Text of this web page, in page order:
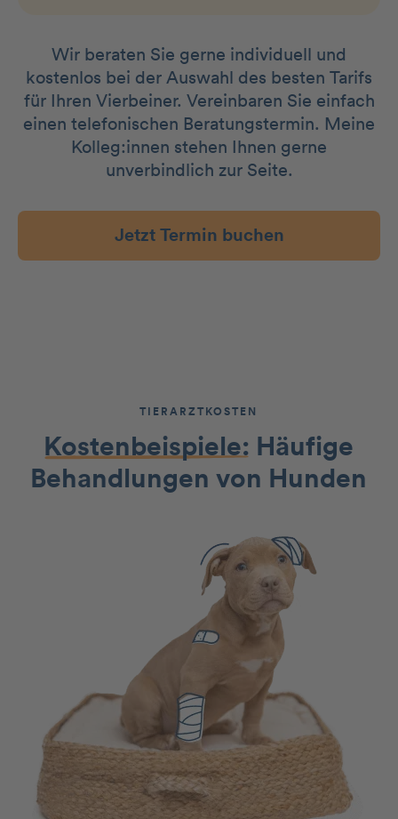
Wir beraten Sie gerne individuell und
kostenlos bei der Auswahl des besten Tarifs
für Ihren Vierbeiner. Vereinbaren Sie einfach
einen telefonischen Beratungstermin. Meine
Kolleg:innen stehen Ihnen gerne
unverbindlich zur Seite.
Jetzt Termin buchen
TIERARZTKOSTEN
Kostenbeispiele: Häufige
Behandlungen von Hunden